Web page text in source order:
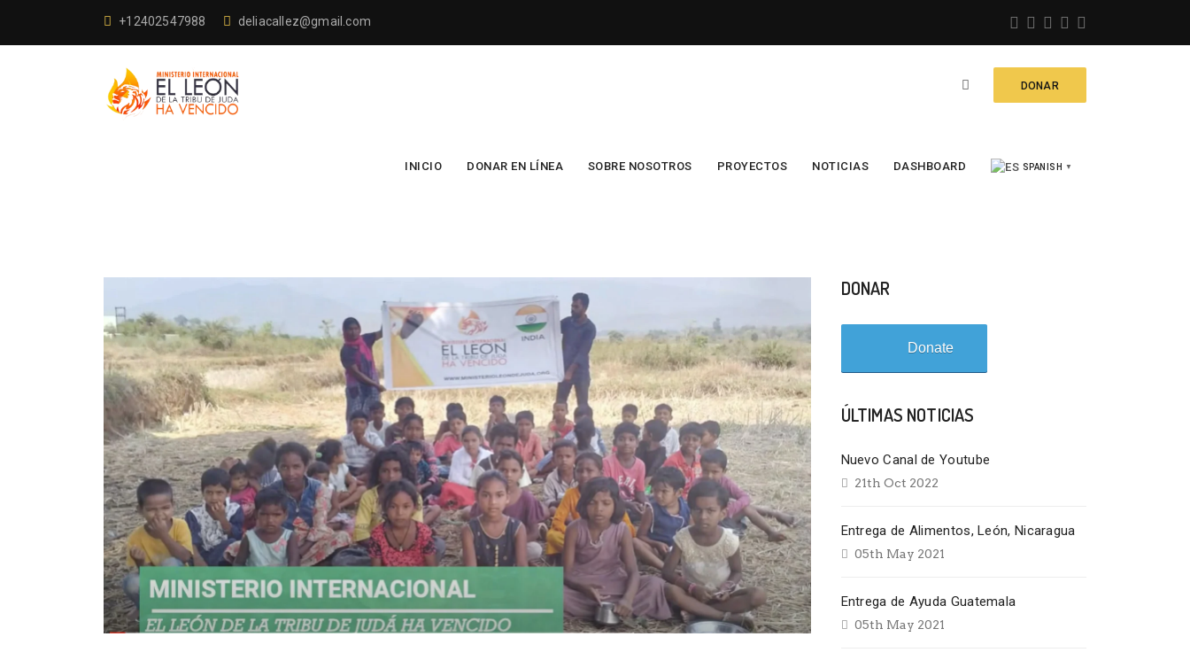
+12402547988 deliacallez@gmail.com
DONAR
INICIO DONAR EN LÍNEA SOBRE NOSOTROS PROYECTOS NOTICIAS DASHBOARD SPANISH ▼
DONAR
Donate
ÚLTIMAS NOTICIAS
Nuevo Canal de Youtube
21th Oct 2022
Entrega de Alimentos, León, Nicaragua
05th May 2021
Entrega de Ayuda Guatemala
05th May 2021